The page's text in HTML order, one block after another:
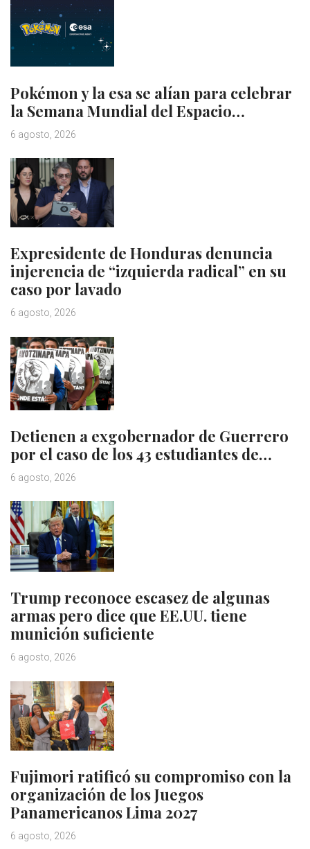
Pokémon y la esa se alían para celebrar
la Semana Mundial del Espacio…
6 agosto, 2026
Expresidente de Honduras denuncia
injerencia de “izquierda radical” en su
caso por lavado
6 agosto, 2026
Detienen a exgobernador de Guerrero
por el caso de los 43 estudiantes de…
6 agosto, 2026
Trump reconoce escasez de algunas
armas pero dice que EE.UU. tiene
munición suficiente
6 agosto, 2026
Fujimori ratificó su compromiso con la
organización de los Juegos
Panamericanos Lima 2027
6 agosto, 2026